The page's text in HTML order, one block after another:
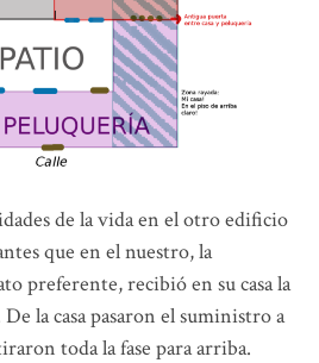
de la vida en el otro edificio
que en el nuestro, la
preferente, recibió en su casa la
la casa pasaron el suministro a
toda la fase para arriba.